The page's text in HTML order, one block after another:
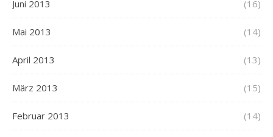
Juni 2013 (16)
Mai 2013 (14)
April 2013 (13)
März 2013 (15)
Februar 2013 (14)